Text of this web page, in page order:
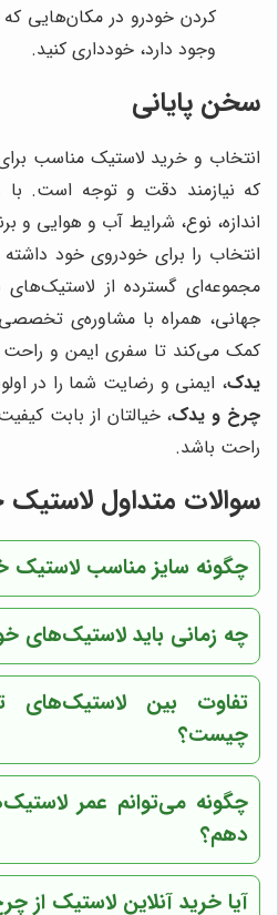
کردن خودرو در مکان‌هایی
وجود دارد، خودداری کنید.
سخن پایانی
انتخاب و خرید لاستیک مناسب
که نیازمند دقت و توجه است. با
اندازه، نوع، شرایط آب و هوایی و
انتخاب را برای خودروی خود داشته
مجموعه‌ای گسترده از لاستیک‌های
جهانی، همراه با مشاوره‌ی
کمک می‌کند تا سفری ایمن و راحت
یدک، ایمنی و رضایت شما را در
چرخ و یدک، خیالتان از بابت
راحت باشد.
سوالات متداول لاستیک
چگونه سایز مناسب لاستیک
چه زمانی باید لاستیک‌های
تفاوت بین لاستیک‌های
چیست؟
چگونه می‌توانم عمر
دهم؟
آیا خرید آنلاین لاستیک از